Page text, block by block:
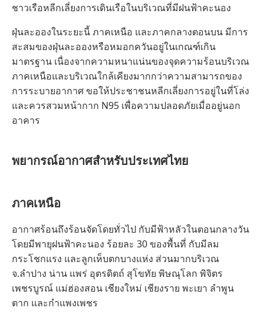
ชาวเรือหลีกเลี่ยงการเดินเรือในบริเวณที่มีฝนฟ้าคะนอง
ฝุ่นละอองในระยะนี้ ภาคเหนือ และภาคกลางตอนบน มีการ
สะสมของฝุ่นละอองหรือหมอกควันอยู่ในเกณฑ์เกิน
มาตรฐาน เนื่องจากความหนาแน่นของจุดความร้อนบริเวณ
ภาคเหนือและบริเวณใกล้เคียงมากกว่าความสามารถของ
การระบายอากาศ ขอให้ประชาชนหลีกเลี่ยงการอยู่ในที่โล่ง
และควรสวมหน้ากาก N95 เพื่อความปลอดภัยเมื่ออยู่นอก
อาคาร
พยากรณ์อากาศสำหรับประเทศไทย
ภาคเหนือ
อากาศร้อนถึงร้อนจัดโดยทั่วไป กับมีฟ้าหลัวในตอนกลางวัน
โดยมีพายุฝนฟ้าคะนอง ร้อยละ 30 ของพื้นที่ กับมีลม
กระโชกแรง และลูกเห็บตกบางแห่ง ส่วนมากบริเวณ
จ.ลำปาง น่าน แพร่ อุตรดิตถ์ สุโขทัย พิษณุโลก พิจิตร
เพชรบูรณ์ แม่ฮ่องสอน เชียงใหม่ เชียงราย พะเยา ลำพูน
ตาก และกำแพงเพชร